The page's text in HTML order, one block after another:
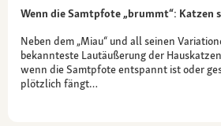
Wenn die Samtpfote „brummt“: Katzen
Neben dem „Miau“ und all seinen
bekannteste Lautäußerung der
wenn die Samtpfote entspannt ist oder
plötzlich fängt…